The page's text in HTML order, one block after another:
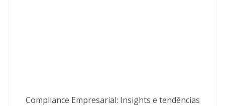
Compliance Empresarial: Insights e tendências